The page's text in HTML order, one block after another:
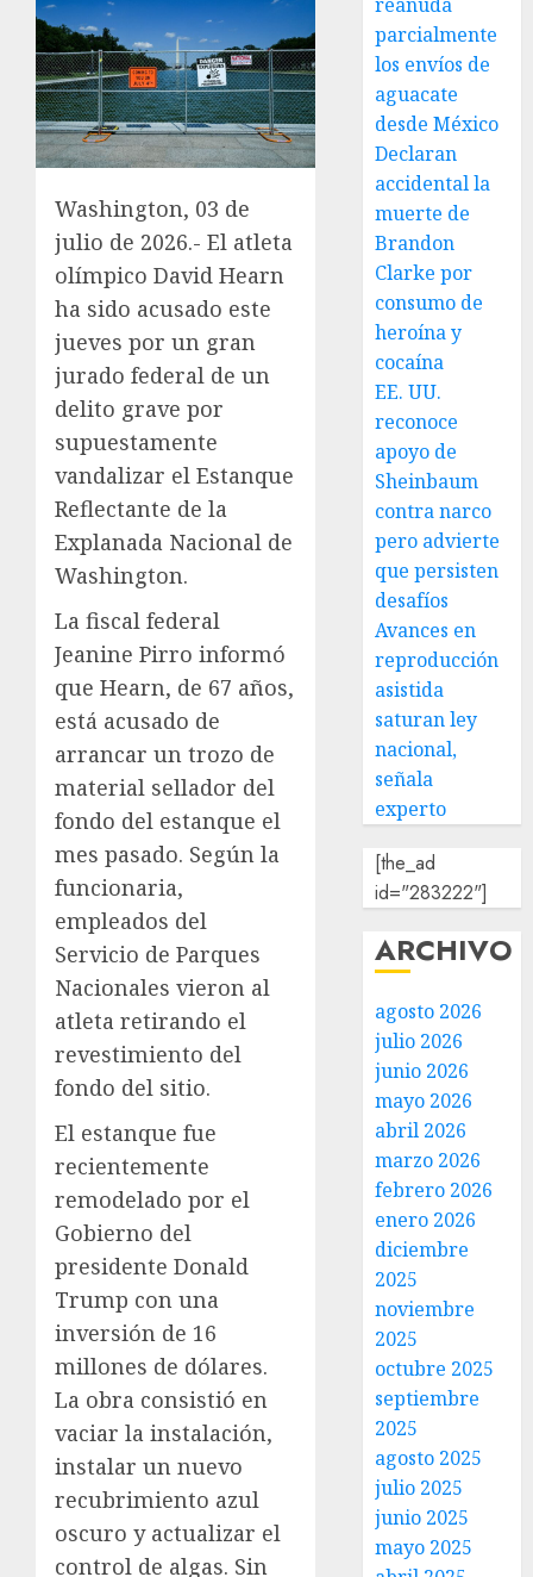
Washington, 03 de
julio de 2026.- El atleta
olímpico David Hearn
ha sido acusado este
jueves por un gran
jurado federal de un
delito grave por
supuestamente
vandalizar el Estanque
Reflectante de la
Explanada Nacional de
Washington.
La fiscal federal
Jeanine Pirro informó
que Hearn, de 67 años,
está acusado de
arrancar un trozo de
material sellador del
fondo del estanque el
mes pasado. Según la
funcionaria,
empleados del
Servicio de Parques
Nacionales vieron al
atleta retirando el
revestimiento del
fondo del sitio.
El estanque fue
recientemente
remodelado por el
Gobierno del
presidente Donald
Trump con una
inversión de 16
millones de dólares.
La obra consistió en
vaciar la instalación,
instalar un nuevo
recubrimiento azul
oscuro y actualizar el
control de algas. Sin
parcialmente
los envíos de
aguacate
desde México
Declaran
accidental la
muerte de
Brandon
Clarke por
consumo de
heroína y
cocaína
EE. UU.
reconoce
apoyo de
Sheinbaum
contra narco
pero advierte
que persisten
desafíos
Avances en
reproducción
asistida
saturan ley
nacional,
señala
experto
[the_ad
id="283222"]
ARCHIVO
agosto 2026
julio 2026
junio 2026
mayo 2026
abril 2026
marzo 2026
febrero 2026
enero 2026
diciembre
2025
noviembre
2025
octubre 2025
septiembre
2025
agosto 2025
julio 2025
junio 2025
mayo 2025